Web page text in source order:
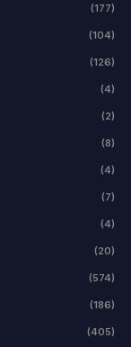
(177)
(104)
(126)
(4)
(2)
(8)
(4)
(7)
(4)
(20)
(574)
(186)
(405)